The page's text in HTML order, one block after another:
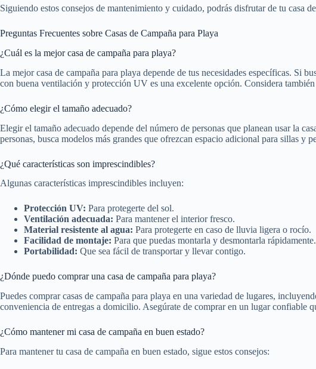
Siguiendo estos consejos de mantenimiento y cuidado, podrás disfrutar de tu casa
Preguntas Frecuentes sobre Casas de Campaña para Playa
¿Cuál es la mejor casa de campaña para playa?
La mejor casa de campaña para playa depende de tus necesidades específicas. Si
con buena ventilación y protección UV es una excelente opción. Considera
¿Cómo elegir el tamaño adecuado?
Elegir el tamaño adecuado depende del número de personas que planean usar la
personas, busca modelos más grandes que ofrezcan espacio adicional para sillas y
¿Qué características son imprescindibles?
Algunas características imprescindibles incluyen:
Protección UV: Para protegerte del sol.
Ventilación adecuada: Para mantener el interior fresco.
Material resistente al agua: Para protegerte en caso de lluvia ligera o rocío.
Facilidad de montaje: Para que puedas montarla y desmontarla rápidamente.
Portabilidad: Que sea fácil de transportar y llevar contigo.
¿Dónde puedo comprar una casa de campaña para playa?
Puedes comprar casas de campaña para playa en una variedad de lugares,
conveniencia de entregas a domicilio. Asegúrate de comprar en un lugar confiable
¿Cómo mantener mi casa de campaña en buen estado?
Para mantener tu casa de campaña en buen estado, sigue estos consejos: